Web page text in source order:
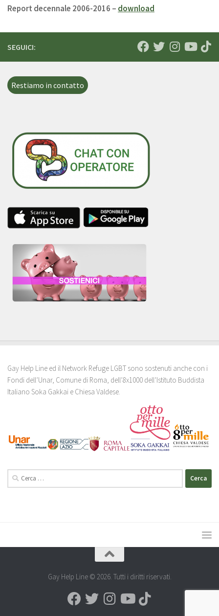
Report decennale 2006-2016 – download
SEGUICI:
Restiamo in contatto
Gay Help Line ed il Network Refuge LGBT sono sostenuti anche con i
Fondi dell’Unar, Comune di Roma, dell’8x1000 dell’Istituto Buddista
Italiano Soka Gakkai e Chiesa Valdese.
Ricerca
per:
Gay Help Line © 2026. Tutti i diritti riservati.